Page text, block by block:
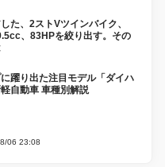
た、2ストVツインバイク、
、83HPを絞り出す。その
躍り出た注目モデル「ダイハ
自動車 車種別解説
06 23:08